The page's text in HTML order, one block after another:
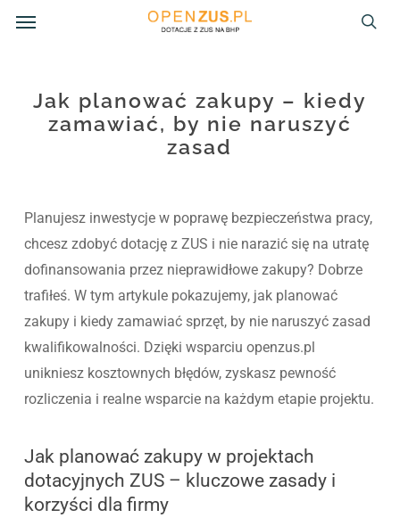
Skip
contentJak planować zakupy – kiedy
zamawiać, by nie naruszyć
zasad
Planujesz inwestycje w poprawę bezpieczeństwa pracy,
chcesz zdobyć dotację z ZUS i nie narazić się na utratę
dofinansowania przez nieprawidłowe zakupy? Dobrze
trafiłeś. W tym artykule pokazujemy, jak planować
zakupy i kiedy zamawiać sprzęt, by nie naruszyć zasad
kwalifikowalności. Dzięki wsparciu openzus.pl
unikniesz kosztownych błędów, zyskasz pewność
rozliczenia i realne wsparcie na każdym etapie projektu.
Jak planować zakupy w projektach
dotacyjnych ZUS – kluczowe zasady i
korzyści dla firmy